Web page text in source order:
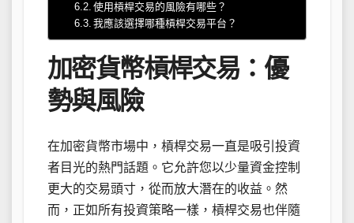
使用槓桿交易的風險有哪些？
我應該選擇哪種槓桿交易平台？
加密貨幣槓桿交易：優
勢與風險
在加密貨幣市場中，槓桿交易一直是吸引投資
者目光的熱門話題。它允許您以少量資金控制
更大的交易頭寸，從而放大潛在的收益。然
而，正如所有投資策略一樣，槓桿交易也伴隨